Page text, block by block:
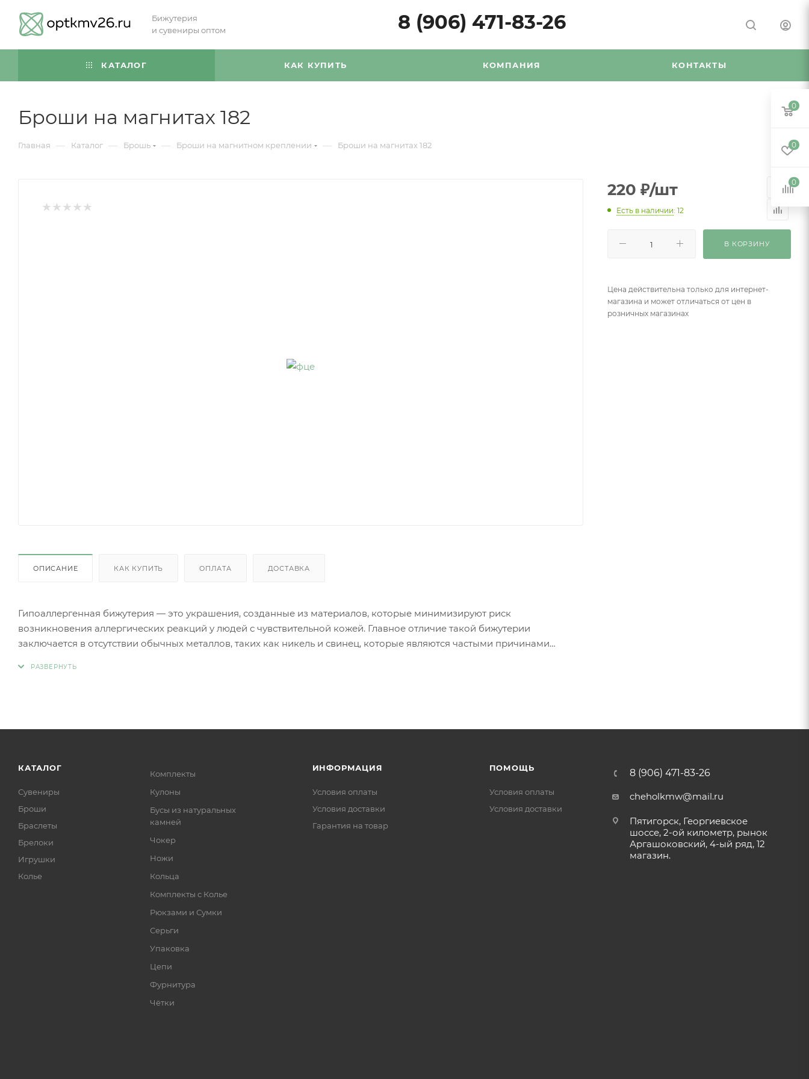
Бижутерия
и сувениры оптом
8 (906) 471-83-26
КАТАЛОГ КАК КУПИТЬ КОМПАНИЯ КОНТАКТЫ
Броши на магнитах 182
Главная — Каталог — Брошь — Броши на магнитном креплении — Броши на магнитах 182
ОПИСАНИЕ КАК КУПИТЬ ОПЛАТА ДОСТАВКА
Гипоаллергенная бижутерия — это украшения, созданные из материалов, которые минимизируют риск
возникновения аллергических реакций у людей с чувствительной кожей. Главное отличие такой бижутерии
заключается в отсутствии обычных металлов, таких как никель и свинец, которые являются частыми причинами
Золото (особенно высокой пробы, хотя даже золотые изделия могут содержать никель в сплавах).
Ниобий.
220 ₽/шт
Есть в наличии: 12
В КОРЗИНУ
Цена действительна только для интернет-
магазина и может отличаться от цен в
розничных магазинах
КАТАЛОГ
Сувениры
Броши
Браслеты
Брелоки
Игрушки
Колье
Комплекты
Кулоны
Бусы из натуральных
камней
Чокер
Ножи
Кольца
Комплекты с Колье
Рюкзами и Сумки
Серьги
Упаковка
Цепи
Фурнитура
Чётки
ИНФОРМАЦИЯ
Условия оплаты
Условия доставки
Гарантия на товар
ПОМОЩЬ
Условия оплаты
Условия доставки
8 (906) 471-83-26
cheholkmw@mail.ru
Пятигорск, Георгиевское
шоссе, 2-ой километр, рынок
Аргашоковский, 4-ый ряд, 12
магазин.
0
0
0